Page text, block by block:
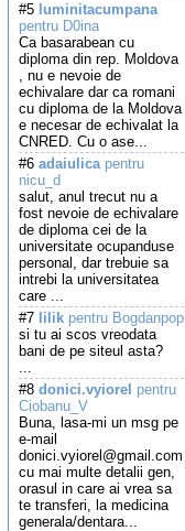
#5 luminitacumpana
pentru D0ina
Ca basarabean cu
diploma din rep. Moldova
, nu e nevoie de
echivalare dar ca romani
cu diploma de la Moldova
e necesar de echivalat la
CNRED. Cu o ase...
#6 adaiulicapentru
nicu_d
salut, anul trecut nu a
fost nevoie de echivalare
de diploma cei de la
universitate ocupanduse
personal, dar trebuie sa
intrebi la universitatea
care ...
#7 lilik pentru Bogdanpop
si tu ai scos vreodata
bani de pe siteul asta?
...
#8 donici.vyiorel pentru
Ciobanu_V
Buna, lasa-mi un msg pe
e-mail
donici.vyiorel@gmail.com
cu mai multe detalii gen,
orasul in care ai vrea sa
te transferi, la medicina
generala/dentara...